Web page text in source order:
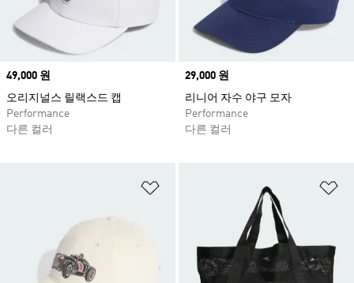
Price
49,000 원
오리지널스 릴랙스드 캡
Performance
다른 컬러
Price
29,000 원
리니어 자수 야구 모자
Performance
다른 컬러